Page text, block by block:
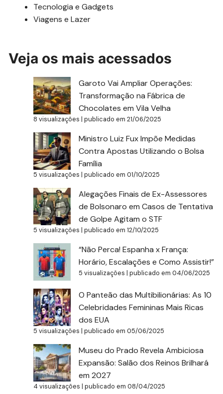
Tecnologia e Gadgets
Viagens e Lazer
Veja os mais acessados
Garoto Vai Ampliar Operações:
Transformação na Fábrica de
Chocolates em Vila Velha
8 visualizações |publicado em 21/06/2025
Ministro Luiz Fux Impõe Medidas
Contra Apostas Utilizando o Bolsa
Família
5 visualizações |publicado em 01/10/2025
Alegações Finais de Ex-Assessores
de Bolsonaro em Casos de Tentativa
de Golpe Agitam o STF
5 visualizações |publicado em 12/10/2025
“Não Perca! Espanha x França:
Horário, Escalações e Como Assistir!”
5 visualizações |publicado em 04/06/2025
O Panteão das Multibilionárias: As 10
Celebridades Femininas Mais Ricas
dos EUA
5 visualizações |publicado em 05/06/2025
Museu do Prado Revela Ambiciosa
Expansão: Salão dos Reinos Brilhará
em 2027
4 visualizações |publicado em 08/04/2025